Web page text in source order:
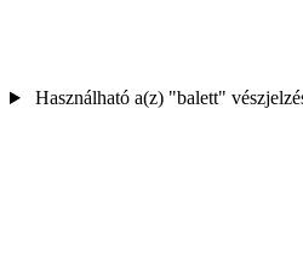
Használható a(z) "balett"